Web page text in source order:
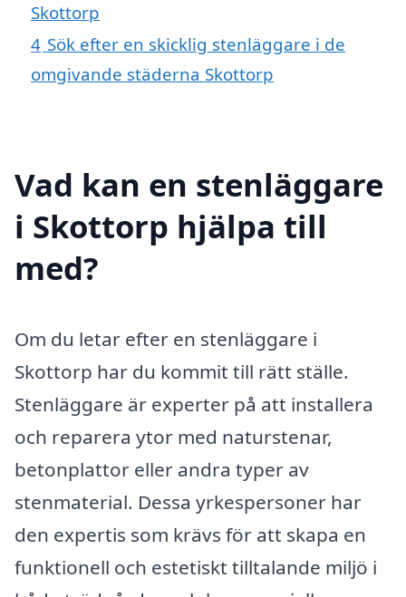
Skottorp
4 Sök efter en skicklig stenläggare i de
omgivande städerna Skottorp
Vad kan en stenläggare
i Skottorp hjälpa till
med?
Om du letar efter en stenläggare i
Skottorp har du kommit till rätt ställe.
Stenläggare är experter på att installera
och reparera ytor med naturstenar,
betonplattor eller andra typer av
stenmaterial. Dessa yrkespersoner har
den expertis som krävs för att skapa en
funktionell och estetiskt tilltalande miljö i